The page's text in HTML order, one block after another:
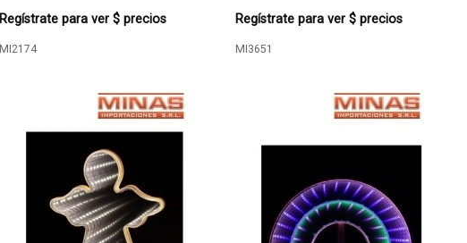
Regístrate para ver $ precios
MI2174
Regístrate para ver $ precios
MI3651